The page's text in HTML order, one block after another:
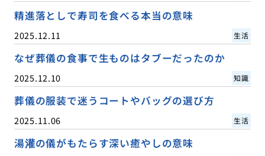
精進落としで寿司を食べる本当の意味
2025.12.11 生活
なぜ葬儀の食事で生ものはタブーだったのか
2025.12.10 知識
葬儀の服装で迷うコートやバッグの選び方
2025.11.06 生活
湯灌の儀がもたらす深い癒やしの意味